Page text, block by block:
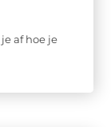
af hoe je